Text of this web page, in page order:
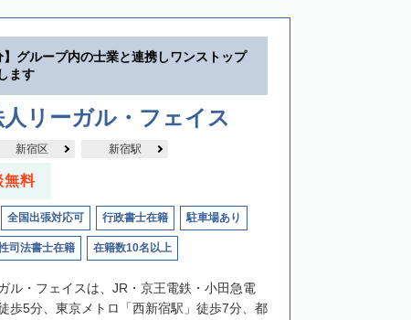
】グループ内の士業と連携しワンストップ
ます
リーガル・フェイス
新宿区 新宿駅
無料
全国出張対応可 行政書士在籍 駐車場あり
司法書士在籍 在籍数10名以上
ル・フェイスは、JR・京王電鉄・小田急電
歩5分、東京メトロ「西新宿駅」徒歩7分、都